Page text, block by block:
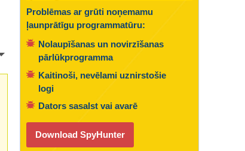
Problēmas ar grūti noņemamu
ļaunprātīgu programmatūru:
Nolaupīšanas un novirzīšanas
pārlūkprogramma
Kaitinoši, nevēlami uznirstošie
logi
Dators sasalst vai avarē
Download SpyHunter